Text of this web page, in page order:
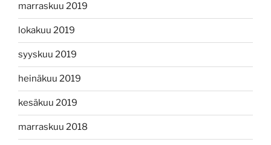
marraskuu 2019
lokakuu 2019
syyskuu 2019
heinäkuu 2019
kesäkuu 2019
marraskuu 2018